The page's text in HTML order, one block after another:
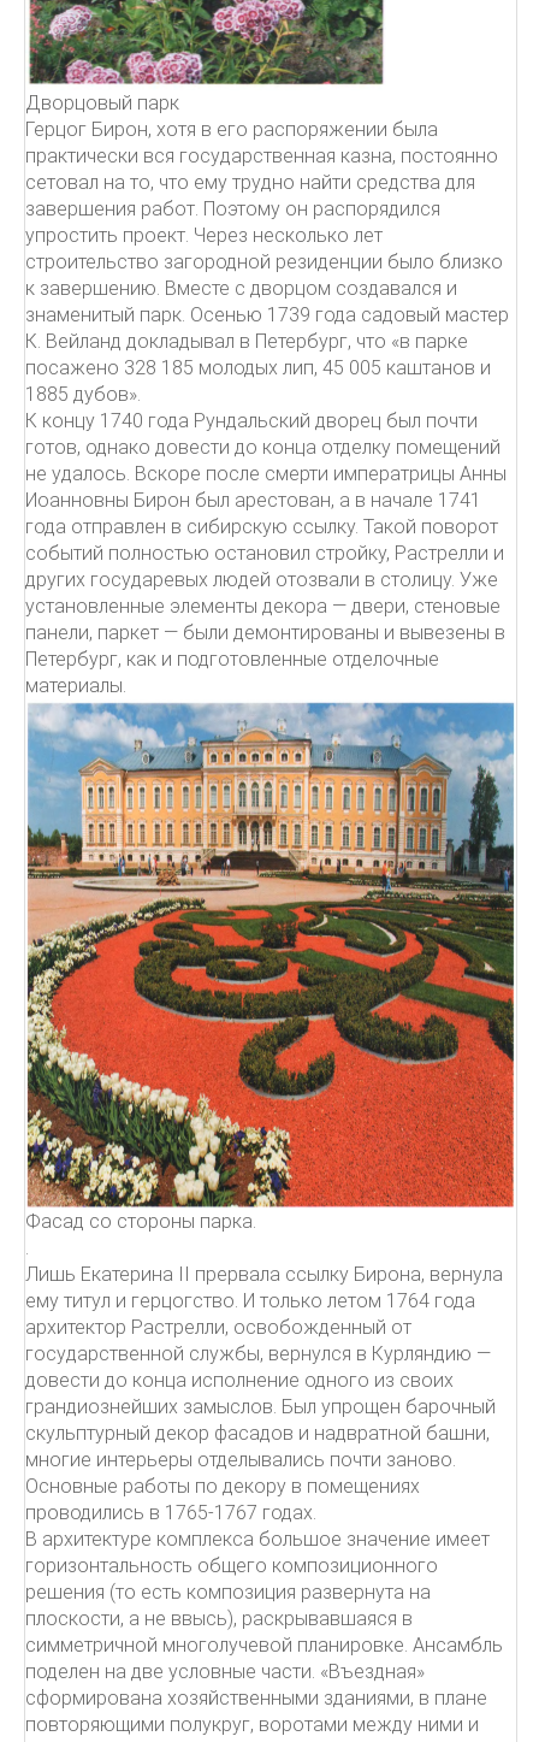
Дворцовый парк
Герцог Бирон, хотя в его распоряжении была
практически вся государственная казна, постоянно
сетовал на то, что ему трудно найти средства для
завершения работ. Поэтому он распорядился
упростить проект. Через несколько лет
строительство загородной резиденции было близко
к завершению. Вместе с дворцом создавался и
знаменитый парк. Осенью 1739 года садовый мастер
К. Вейланд докладывал в Петербург, что «в парке
посажено 328 185 молодых лип, 45 005 каштанов и
1885 дубов».
К концу 1740 года Рундальский дворец был почти
готов, однако довести до конца отделку помещений
не удалось. Вскоре после смерти императрицы Анны
Иоанновны Бирон был арестован, а в начале 1741
года отправлен в сибирскую ссылку. Такой поворот
событий полностью остановил стройку, Растрелли и
других государевых людей отозвали в столицу. Уже
установленные элементы декора — двери, стеновые
панели, паркет — были демонтированы и вывезены в
Петербург, как и подготовленные отделочные
материалы.
Фасад со стороны парка.
.
Лишь Екатерина II прервала ссылку Бирона, вернула
ему титул и герцогство. И только летом 1764 года
архитектор Растрелли, освобожденный от
государственной службы, вернулся в Курляндию —
довести до конца исполнение одного из своих
грандиознейших замыслов. Был упрощен барочный
скульптурный декор фасадов и надвратной башни,
многие интерьеры отделывались почти заново.
Основные работы по декору в помещениях
проводились в 1765-1767 годах.
В архитектуре комплекса большое значение имеет
горизонтальность общего композиционного
решения (то есть композиция развернута на
плоскости, а не ввысь), раскрывавшаяся в
симметричной многолучевой планировке. Ансамбль
поделен на две условные части. «Въездная»
сформирована хозяйственными зданиями, в плане
повторяющими полукруг, воротами между ними и